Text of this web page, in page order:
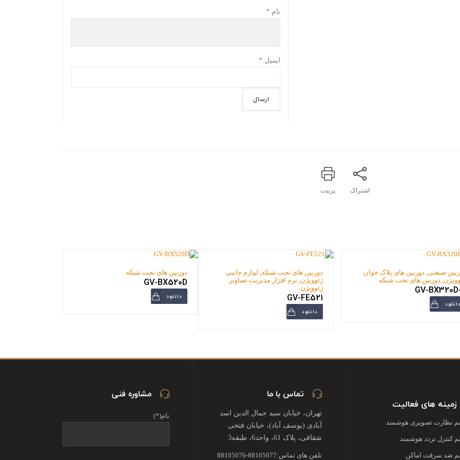
نام *
ایمیل *
اشتراک پرینت
صنعتی, دوربین های پلاک خوان
, دوربین های تحت شبکه
GV-
دانلود
دوربین های تحت شبکه, لوازم جانبی
ژئوویژن, نرم افزار مدیریت تصاویر
ژئوویژن
GV-FE521
دانلود
دوربین های تحت شبکه
GV-BX520D
دانلود
مشاوره فنی
نام(*)
تماس با ما
تهران، خیابان سید جمال الدین اسد
آبادی (یوسف آباد)، خیابان فتحی
شقاقی، پلاک 61، واحد6، طبقه3
تلفن های تماس:88105077-88105076
زمینه های فعالیت
نظارت تصویری هوشمند
کنترل تردد هوشمند
ضد سرقت اماکن